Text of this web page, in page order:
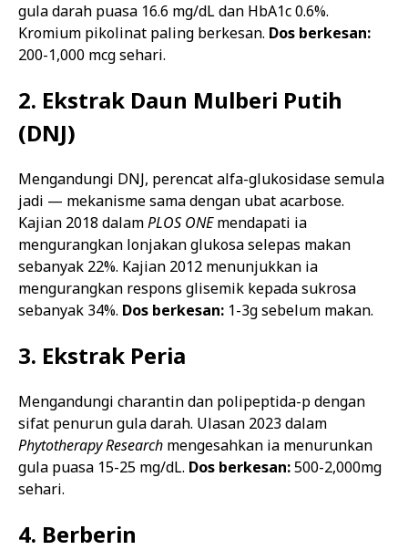
gula darah puasa 16.6 mg/dL dan HbA1c 0.6%.
Kromium pikolinat paling berkesan. Dos berkesan:
200-1,000 mcg sehari.
2. Ekstrak Daun Mulberi Putih
(DNJ)
Mengandungi DNJ, perencat alfa-glukosidase semula
jadi — mekanisme sama dengan ubat acarbose.
Kajian 2018 dalamPLOS ONEmendapati ia
mengurangkan lonjakan glukosa selepas makan
sebanyak 22%. Kajian 2012 menunjukkan ia
mengurangkan respons glisemik kepada sukrosa
sebanyak 34%. Dos berkesan: 1-3g sebelum makan.
3. Ekstrak Peria
Mengandungi charantin dan polipeptida-p dengan
sifat penurun gula darah. Ulasan 2023 dalam
Phytotherapy Research mengesahkan ia menurunkan
gula puasa 15-25 mg/dL. Dos berkesan:500-2,000mg
sehari.
4. Berberin